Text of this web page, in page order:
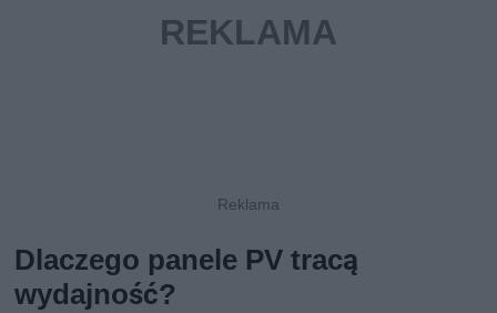
Dlaczego panele PV tracą
wydajność?